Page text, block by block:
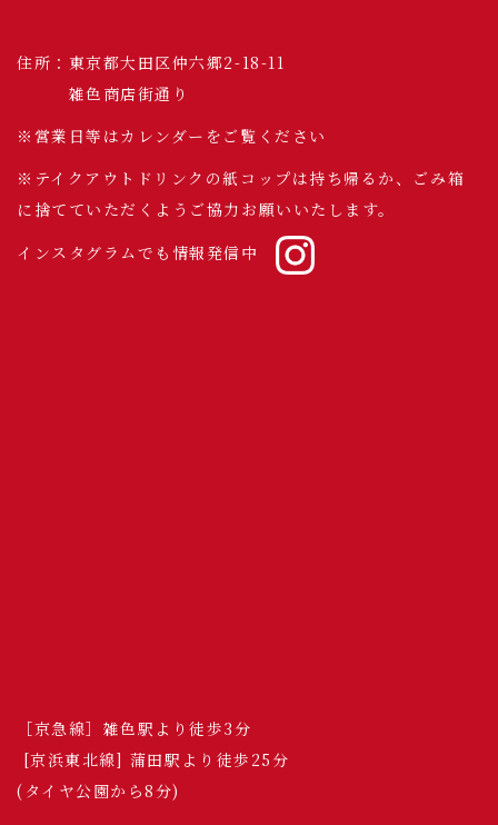
住所：東京都大田区仲六郷2-18-11
雑色商店街通り
※営業日等はカレンダーをご覧ください
※テイクアウトドリンクの紙コップは持ち帰るか、ごみ箱
に捨てていただくようご協力お願いいたします。
インスタグラムでも情報発信中
［京急線］雑色駅より徒歩3分
[京浜東北線] 蒲田駅より徒歩25分
(タイヤ公園から8分)